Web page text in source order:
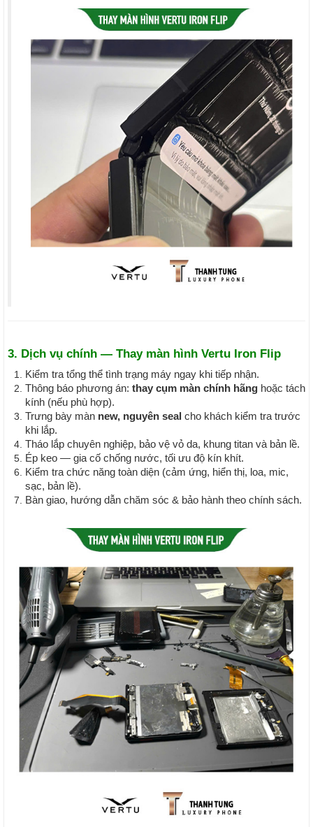
3. Dịch vụ chính — Thay màn hình Vertu Iron Flip
Kiểm tra tổng thể tình trạng máy ngay khi tiếp nhận.
Thông báo phương án: thay cụm màn chính hãng hoặc tách
kính (nếu phù hợp).
Trưng bày màn new, nguyên seal cho khách kiểm tra trước
khi lắp.
Tháo lắp chuyên nghiệp, bảo vệ vỏ da, khung titan và bản lề.
Ép keo — gia cố chống nước, tối ưu độ kín khít.
Kiểm tra chức năng toàn diện (cảm ứng, hiển thị, loa, mic,
sạc, bản lề).
Bàn giao, hướng dẫn chăm sóc & bảo hành theo chính sách.